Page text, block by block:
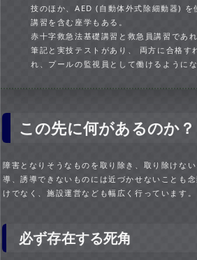
技のほか、AED (自動体外式除細動器) を
講習を含む座学もある。
赤十字救急法基礎講習と救急員講習であ
筆記と実技テストがあり、 両方に合格すれば認定証が郵送で発行さ
れ、プールの監視員として働けるようにな
この先に何があるのか？
障害となりそうなものを取り除き、取り除けな
導、誘導できないものには近づかせないことも念頭にしつ
けでなく、施設運営なども幅広く行っています。
必ず存在する死角